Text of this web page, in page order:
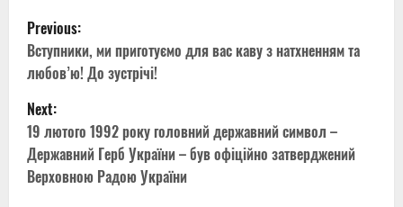
P
o
s
t
n
Previous:
Вступники, ми приготуємо для вас каву з натхненням та
любов’ю! До зустрічі!
Next:
19 лютого 1992 року головний державний символ –
Державний Герб України – був офіційно затверджений
Верховною Радою України